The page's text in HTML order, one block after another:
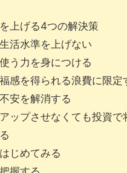
上げる4つの解決策
活水準を上げない
う力を身につける
感を得られる浪費に限定
安を解消する
ップさせなくても投資で
じめてみる